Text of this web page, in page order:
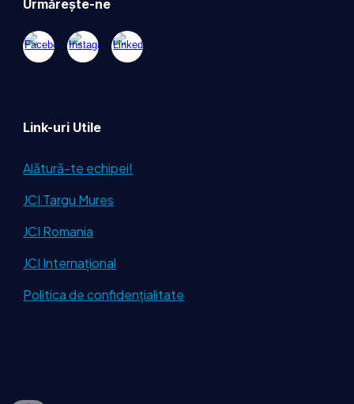
Urmărește-ne
Link-uri Utile
Alătură-te echipei!
JCI Targu Mures
JCI Romania
JCI Internațional
Politica de confidențialitate